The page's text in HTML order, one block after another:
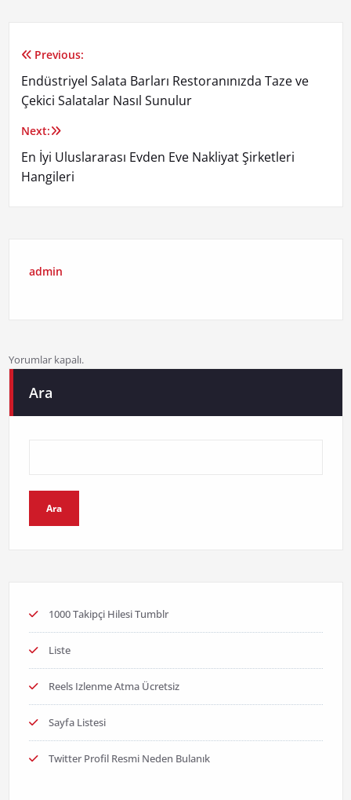
Yazı
gezinmesi
Previous:
Endüstriyel Salata Barları Restoranınızda Taze ve
Çekici Salatalar Nasıl Sunulur
Next:
En İyi Uluslararası Evden Eve Nakliyat Şirketleri
Hangileri
admin
Yorumlar kapalı.
Ara
Ara
1000 Takipçi Hilesi Tumblr
Liste
Reels Izlenme Atma Ücretsiz
Sayfa Listesi
Twitter Profil Resmi Neden Bulanık